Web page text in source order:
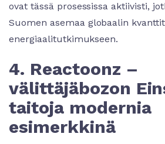
ovat tässä prosessissa aktiivisti,
Suomen asemaa globaalin
energiaalitutkimukseen.
4. Reactoonz –
välittäjäbozon
taitoja modernia
esimerkkinä